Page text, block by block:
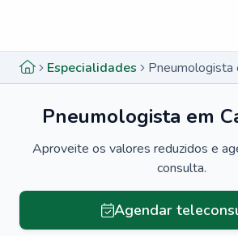
Especialidades
Pneumologista em
Aproveite os valores reduzidos e
consulta.
Agendar